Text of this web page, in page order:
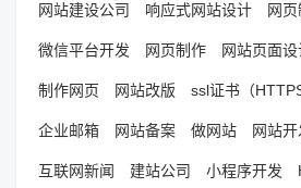
网站建设公司 响应式网站设计 网
微信平台开发 网页制作 网站页面设
制作网页 网站改版 ssl证书（HTTPS
企业邮箱 网站备案 做网站 网站开
互联网新闻 建站公司 小程序开发